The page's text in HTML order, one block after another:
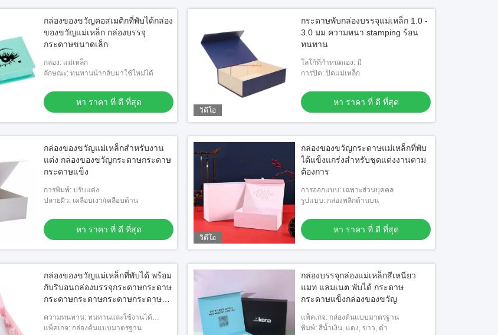
กล่องของขวัญคอสเมติกที่พับได้กล่อง
ของขวัญแม่เหล็ก กล่องบรรจุ
กระดาษขนาดเล็ก
กล่อง: แม่เหล็ก
ลักษณะ: ทนทานนำกลับมาใช้ใหม่ได้
หา ราคา ที่ ดี ที่สุด
วิดีโอ
กระดาษพับกล่องบรรจุแม่เหล็ก 1.0 -
3.0 มม ความหนา stamping ร้อน
ทนทาน
โลโก้ที่กำหนดเอง: มี
การปิด: ปิดแม่เหล็ก
หา ราคา ที่ ดี ที่สุด
กล่องของขวัญแม่เหล็กสําหรับงาน
แต่ง กล่องของขวัญกระดาษกระดาษ
กระดาษแข็ง
การพิมพ์: ปรับแต่ง
ปลายผิว: เคลือบเงา/เคลือบด้าน
หา ราคา ที่ ดี ที่สุด
วิดีโอ
กล่องของขวัญกระดาษแม่เหล็กที่พับ
ได้แข็งแกร่งสําหรับชุดแต่งงานตาม
ต้องการ
การออกแบบ: เฉพาะส่วนบุคคล
รูปแบบ: กล่องพลิกด้านบน
หา ราคา ที่ ดี ที่สุด
กล่องของขวัญแม่เหล็กที่พับได้ พร้อม
กับริบอนกล่องบรรจุกระดาษกระดาษ
กระดาษกระดาษกระดาษกระดาษ
กระดาษกระดาษกระดาษ
ความทนทาน: ทนทานและใช้งานได้
ยาวนาน
แพ็คเกจ: กล่องต้นแบบมาตรฐาน
กล่องบรรจุกล่องแม่เหล็กสีเหนียว
แมท แลมเนต พับได้ กระดาษ
กระดาษแข็งกล่องของขวัญ
แพ็คเกจ: กล่องต้นแบบมาตรฐาน
พิมพ์: สีน้ำเงิน, แดง, ขาว, ดำ